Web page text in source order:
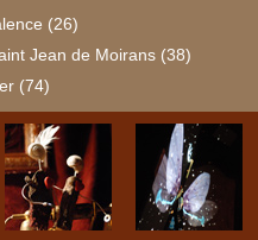
(26)
Jean de Moirans (38)
(74)